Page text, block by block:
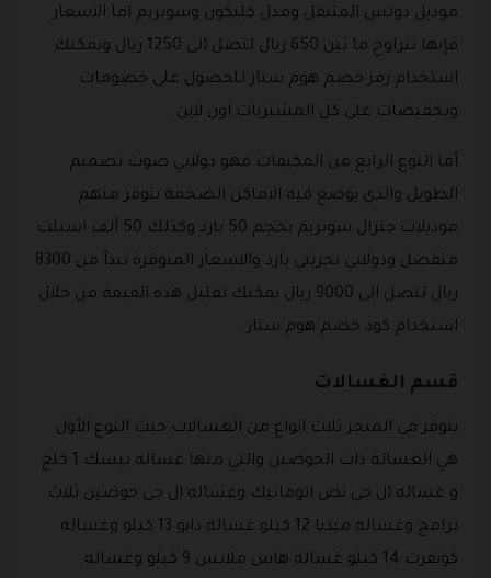
موديل دوتس المتنقل ومدل كليكون وسوبريم اما الاسعار
فإنها تتراوح ما بين 650 ريال لتصل الى 1250 ريال ويمكنك
استخدام رمز خصم هوم ستار للحصول على خصومات
وتخفيضات على كل المشتريات اون لاين .
أما النوع الرابع من المكيفات فهو دولابي صوت تصميم
الطويل والذي يوضع فيه الاماكن الضخمة يتوفر منهم
موديلات جنرال سوبريم بحجم 50 بارد وكذلك 50 ألف اسبلت
منفصل ودولابي بحريني بارد والاسعار المتوفرة تبدأ من 8300
ريال لتصل الى 9000 ريال يمكنك تقليل هذه القيمة من خلال
استخدام كود خصم هوم ستار .
قسم الغسالات
يتوفر في المتجر ثلاث انواع من الغسالات حيث النوع الأول
هي الغسالة ذات الحوضين والتي منها غساله بيسك 1 كلغ
و غساله ال جي نص اتوماتيك وغساله ال جى حوضين ثلاث
برامج وغساله ميديا 12 كيلو غسالة دايو 13 كيلو وغساله
كونفرت 14 كيلو غسالة هاس ملابس 9 كيلو وغساله